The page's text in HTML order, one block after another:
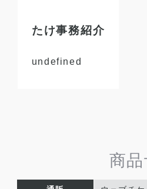
たけ事務紹介
undefined
商